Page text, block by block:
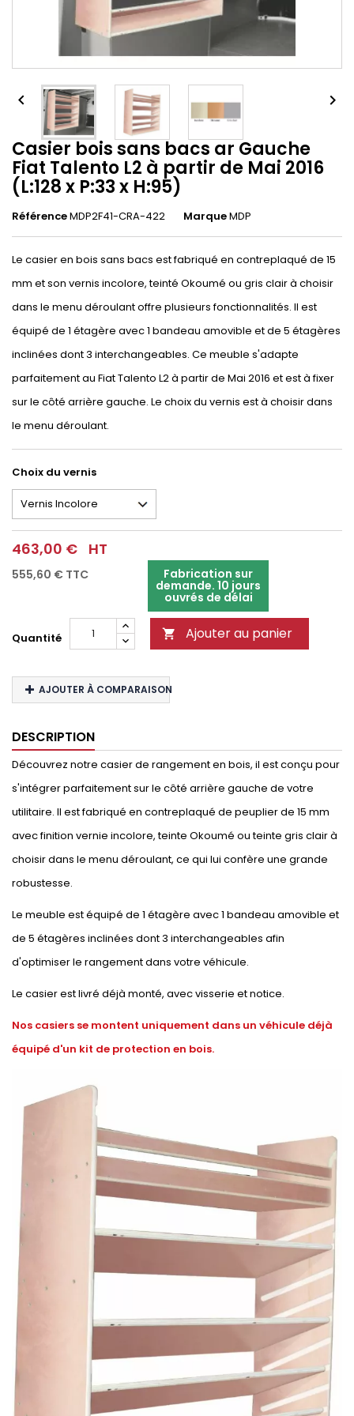
 
Casier bois sans bacs ar Gauche
Fiat Talento L2 à partir de Mai 2016
(L:128 x P:33 x H:95)
RéférenceMDP2F41-CRA-422 MarqueMDP
Le casier en bois sans bacs est fabriqué en contreplaqué de 15
mm et son vernis incolore, teinté Okoumé ou gris clair à choisir
dans le menu déroulant offre plusieurs fonctionnalités. Il est
équipé de 1 étagère avec 1 bandeau amovible et de 5 étagères
inclinées dont 3 interchangeables. Ce meuble s'adapte
parfaitement au Fiat Talento L2 à partir de Mai 2016 et est à fixer
sur le côté arrière gauche. Le choix du vernis est à choisir dans
le menu déroulant.
Choix du vernis
463,00 € HT
555,60 € TTC Fabrication sur
demande. 10 jours
ouvrés de délai
Quantité  Ajouter au panier
AJOUTER À COMPARAISON
DESCRIPTION
Découvrez notre casier de rangement en bois, il est conçu pour
s'intégrer parfaitement sur le côté arrière gauche de votre
utilitaire. Il est fabriqué en contreplaqué de peuplier de 15 mm
avec finition vernie incolore, teinte Okoumé ou teinte gris clair à
choisir dans le menu déroulant, ce qui lui confère une grande
robustesse.
Le meuble est équipé de 1 étagère avec 1 bandeau amovible et
de 5 étagères inclinées dont 3 interchangeables afin
d'optimiser le rangement dans votre véhicule.
Le casier est livré déjà monté, avec visserie et notice.
Nos casiers se montent uniquement dans un véhicule déjà
équipé d'un kit de protection en bois.